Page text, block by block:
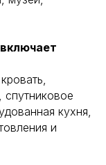
спутниковое
кухня,
и